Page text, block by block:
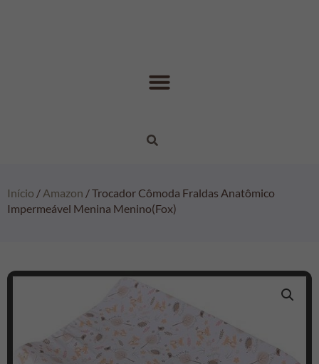
Início / Amazon / Trocador Cômoda Fraldas Anatômico
Impermeável Menina Menino(Fox)